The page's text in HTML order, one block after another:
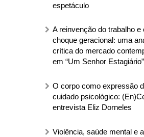
espetáculo
A reinvenção do trabalho e
choque geracional: uma
crítica do mercado
em “Um Senhor Estagiário”
O corpo como expressão
cuidado psicológico:
entrevista Eliz Dorneles
Violência, saúde mental e